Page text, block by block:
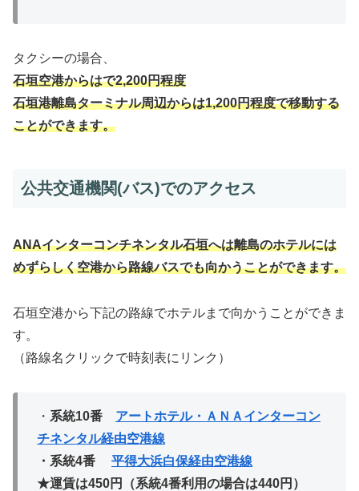
タクシーの場合、
石垣空港からはで2,200円程度
石垣港離島ターミナル周辺からは1,200円程度で移動する
ことができます。
公共交通機関(バス)でのアクセス
ANAインターコンチネンタル石垣へは離島のホテルには
めずらしく空港から路線バスでも向かうことができます。
石垣空港から下記の路線でホテルまで向かうことができま
す。
（路線名クリックで時刻表にリンク）
・ 系統10番 アートホテル・ＡＮＡインターコン
チネンタル経由空港線
・系統4番 平得大浜白保経由空港線
★運賃は450円（系統4番利用の場合は440円）